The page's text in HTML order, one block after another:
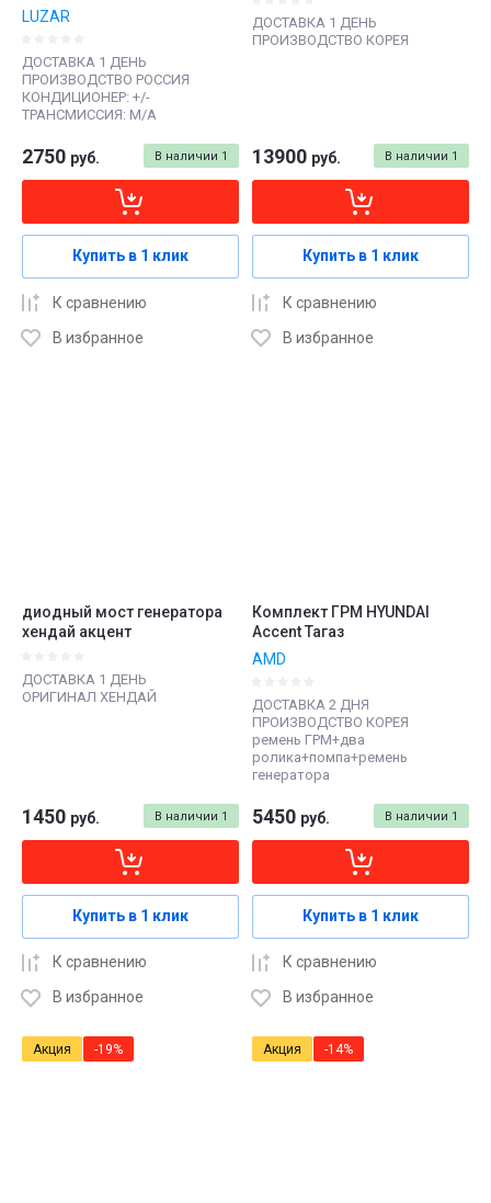
LUZAR
ДОСТАВКА 1 ДЕНЬ
ПРОИЗВОДСТВО РОССИЯ
КОНДИЦИОНЕР: +/-
ТРАНСМИССИЯ: M/A
В наличии 1
2750 руб.
Купить в 1 клик
К сравнению
В избранное
ДОСТАВКА 1 ДЕНЬ
ПРОИЗВОДСТВО КОРЕЯ
В наличии 1
13900 руб.
Купить в 1 клик
К сравнению
В избранное
диодный мост генератора
хендай акцент
ДОСТАВКА 1 ДЕНЬ
ОРИГИНАЛ ХЕНДАЙ
В наличии 1
1450 руб.
Купить в 1 клик
К сравнению
В избранное
Комплект ГРМ HYUNDAI
Accent Тагаз
AMD
ДОСТАВКА 2 ДНЯ
ПРОИЗВОДСТВО КОРЕЯ
ремень ГРМ+два
ролика+помпа+ремень
генератора
В наличии 1
5450 руб.
Купить в 1 клик
К сравнению
В избранное
Акция -19% Акция -14%